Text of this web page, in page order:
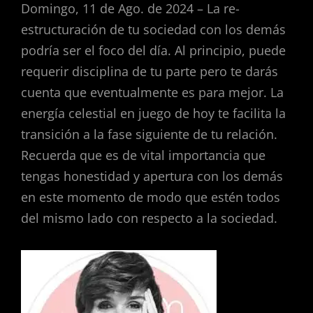
Domingo, 11 de Ago. de 2024 – La re-
estructuración de tu sociedad con los demás
podría ser el foco del día. Al principio, puede
requerir disciplina de tu parte pero te darás
cuenta que eventualmente es para mejor. La
energía celestial en juego de hoy te facilita la
transición a la fase siguiente de tu relación.
Recuerda que es de vital importancia que
tengas honestidad y apertura con los demás
en este momento de modo que estén todos
del mismo lado con respecto a la sociedad.